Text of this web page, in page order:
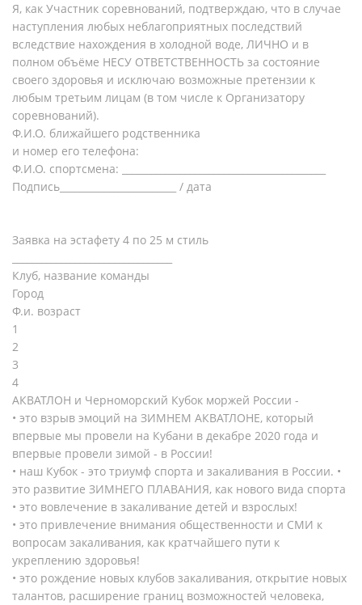
Я, как Участник соревнований, подтверждаю, что в случае
наступления любых неблагоприятных последствий
вследствие нахождения в холодной воде, ЛИЧНО и в
полном объёме НЕСУ ОТВЕТСТВЕННОСТЬ за состояние
своего здоровья и исключаю возможные претензии к
любым третьим лицам (в том числе к Организатору
соревнований).
Ф.И.О. ближайшего родственника
и номер его телефона:
Ф.И.О. спортсмена: __________________________________________
Подпись________________________ / дата
Заявка на эстафету 4 по 25 м стиль
Клуб, название команды
Город
Ф.и. возраст
1
2
3
4
АКВАТЛОН и Черноморский Кубок моржей России -
• это взрыв эмоций на ЗИМНЕМ АКВАТЛОНЕ, который
впервые мы провели на Кубани в декабре 2020 года и
впервые провели зимой - в России!
• наш Кубок - это триумф спорта и закаливания в России. •
это развитие ЗИМНЕГО ПЛАВАНИЯ, как нового вида спорта
• это вовлечение в закаливание детей и взрослых!
• это привлечение внимания общественности и СМИ к
вопросам закаливания, как кратчайшего пути к
укреплению здоровья!
• это рождение новых клубов закаливания, открытие новых
талантов, расширение границ возможностей человека,